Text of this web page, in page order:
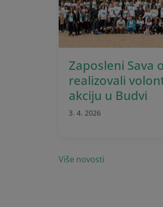
Zaposleni Sava
realizovali
akciju u Budvi
3. 4. 2026
Više novosti